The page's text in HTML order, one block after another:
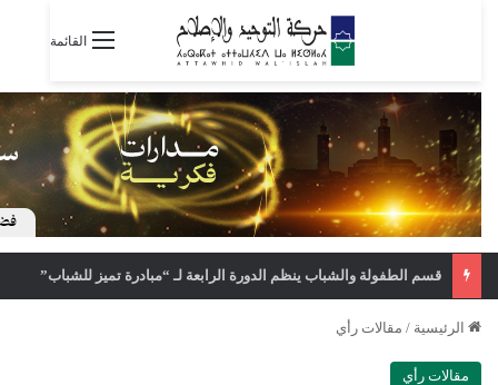
القائمة
قسم الطفولة والشباب ينظم الدورة الرابعة لـ “مبادرة تميز للشباب”
الرئيسية / مقالات رأي
مقالات رأي